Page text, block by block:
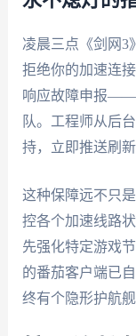
凌晨三点《剑网3
拒绝你的加速连
响应故障申报——
队。工程师从后
持，立即推送刷
这种保障远不只
控各个加速线路
先强化特定游戏
的番茄客户端已
终有个隐形护航舰